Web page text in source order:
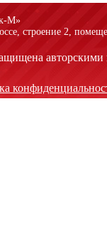
M»
строение 2,